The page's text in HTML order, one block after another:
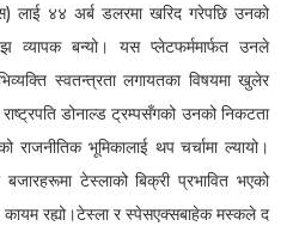
४४ अर्ब डलरमा खरिद गरेपछि उनको
व्यापक बन्यो। यस प्लेटफर्ममार्फत उनले
स्वतन्त्रता लगायतका विषयमा खुलेर
डोनाल्ड ट्रम्पसँगको उनको निकटता
भूमिकालाई थप चर्चामा ल्यायो।
टेस्लाको बिक्री प्रभावित भएको
कायम रह्यो।टेस्ला र स्पेसएक्सबाहेक मस्कले द